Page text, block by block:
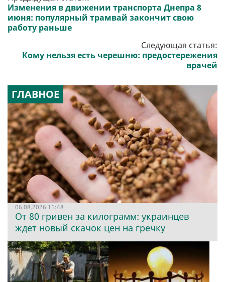
Изменения в движении транспорта Днепра 8
июня: популярный трамвай закончит свою
работу раньше
Следующая статья:
Кому нельзя есть черешню: предостережения
врачей
ГЛАВНОЕ
06.08.2026 11:48
От 80 гривен за килограмм: украинцев
ждет новый скачок цен на гречку